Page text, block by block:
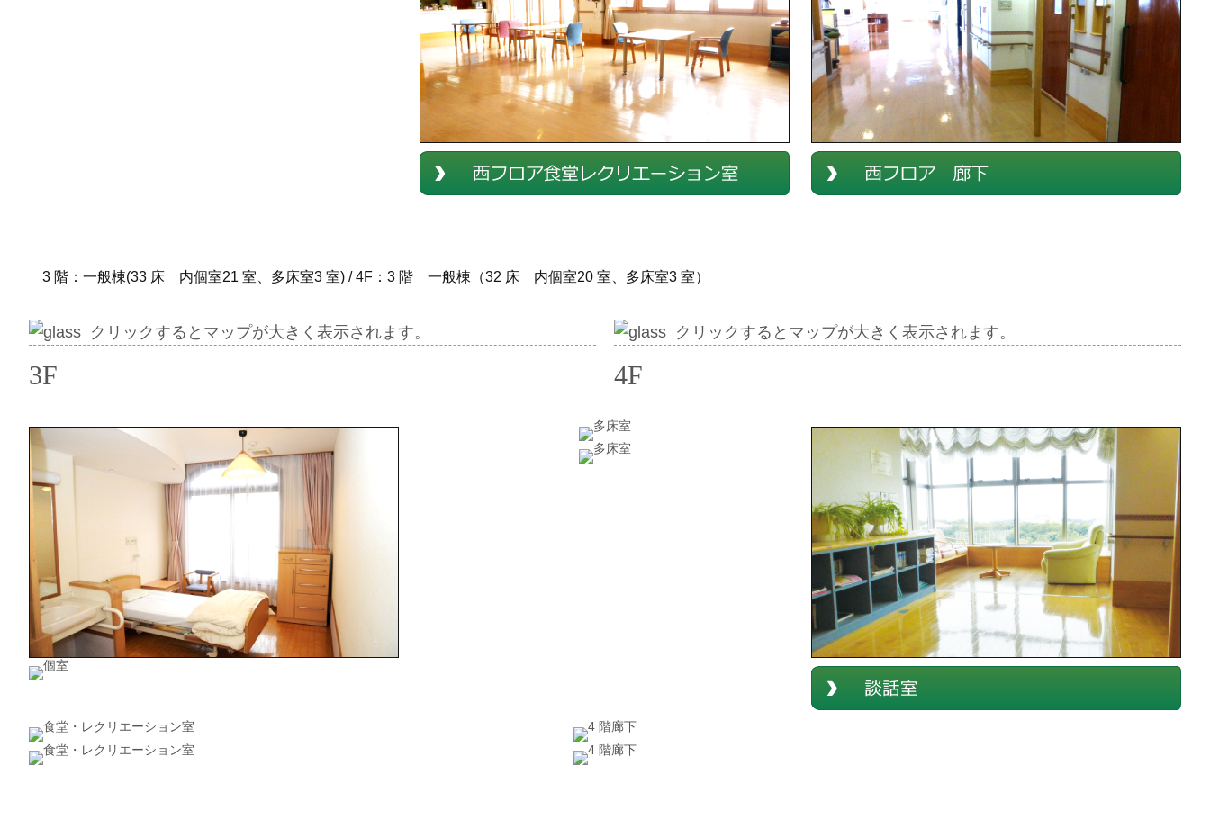
3 階：一般棟(33 床 内個室21 室、多床室3 室) / 4F：3 階 一般棟（32 床 内個室20 室、多床室3 室）
クリックするとマップが大きく表示されます。
3F
クリックするとマップが大きく表示されます。
4F